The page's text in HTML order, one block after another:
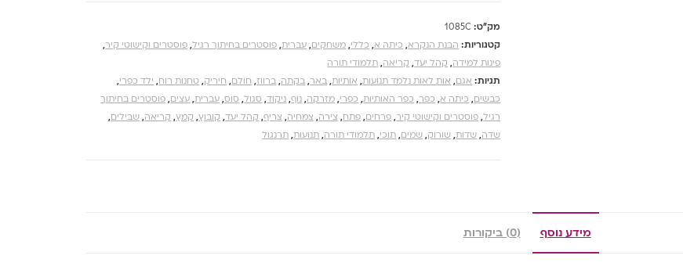
מק"ט: 1085C
קטגוריות: הבנת הנקרא, כיתה א, כללי, משחקים, עברית, פוסטרים בחיתוך רגיל, פוסטרים וקישוטי קיר,
פינות למידה, קהל יעד, קריאה, תלמודי תורה
תגיות: אגם, אות לאות נלמד תנועות, אותיות, באר, בקתה, ברווז, חולם, חיריק, טחנות רוח, ילד כפרי,
כבשים, כיתה א, כפר, כפר האותיות, כפרי, מזרקה, נוף, ניקוד, סגול, סוס, עברית, עצים, פוסטרים בחיתוך
רגיל, פוסטרים וקישוטי קיר, פרחים, פתח, צירה, צמחיה, צריף, קהל יעד, קובוץ, קמץ, קריאה, שבילים,
שדה, שדות, שורוק, שמים, תוכי, תלמודי תורה, תנועות, תרנגול
מידע נוסף (0) ביקורות